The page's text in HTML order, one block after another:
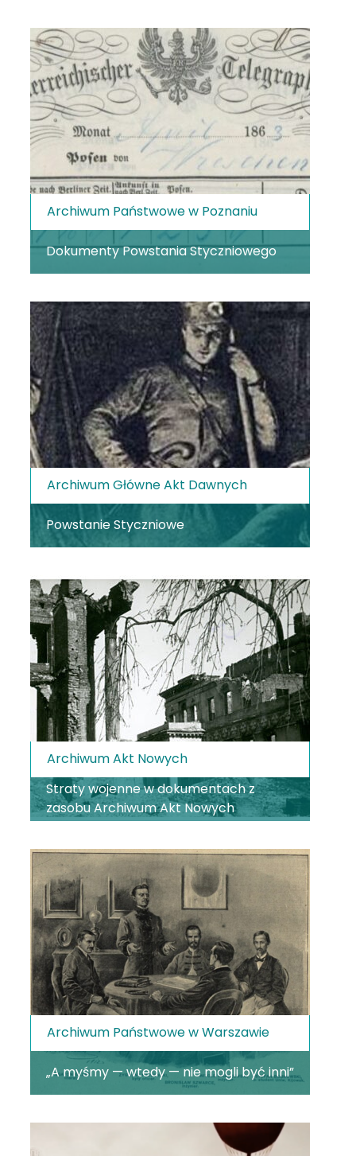
Archiwum Państwowe w Poznaniu
Dokumenty Powstania Styczniowego
Archiwum Główne Akt Dawnych
Powstanie Styczniowe
Archiwum Akt Nowych
Straty wojenne w dokumentach z
zasobu Archiwum Akt Nowych
Archiwum Państwowe w Warszawie
„A myśmy — wtedy — nie mogli być inni”